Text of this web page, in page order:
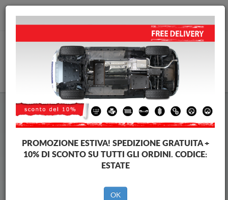
info@piastraparamotore.com
Piastra paramotore di acciaio Toyota
Piastra paramotore di acciaio Toyota Aygo X
Brands
Brands
PROMOZIONE ESTIVA! SPEDIZIONE GRATUITA +
10% DI SCONTO SU TUTTI GLI ORDINI. CODICE:
ESTATE
OK